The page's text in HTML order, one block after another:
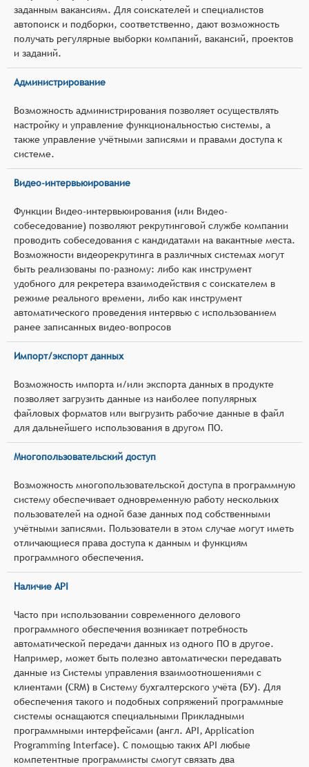
заданным вакансиям. Для соискателей и специалистов
автопоиск и подборки, соответственно, дают возможность
получать регулярные выборки компаний, вакансий, проектов
и заданий.
Администрирование
Возможность администрирования позволяет осуществлять
настройку и управление функциональностью системы, а
также управление учётными записями и правами доступа к
системе.
Видео-интервьюирование
Функции Видео-интервьюирования (или Видео-
собеседование) позволяют рекрутинговой службе компании
проводить собеседования с кандидатами на вакантные места.
Возможности видеорекрутинга в различных системах могут
быть реализованы по-разному: либо как инструмент
удобного для рекретера взаимодействия с соискателем в
режиме реального времени, либо как инструмент
автоматического проведения интервью с использованием
ранее записанных видео-вопросов
Импорт/экспорт данных
Возможность импорта и/или экспорта данных в продукте
позволяет загрузить данные из наиболее популярных
файловых форматов или выгрузить рабочие данные в файл
для дальнейшего использования в другом ПО.
Многопользовательский доступ
Возможность многопользовательской доступа в программную
систему обеспечивает одновременную работу нескольких
пользователей на одной базе данных под собственными
учётными записями. Пользователи в этом случае могут иметь
отличающиеся права доступа к данным и функциям
программного обеспечения.
Наличие API
Часто при использовании современного делового
программного обеспечения возникает потребность
автоматической передачи данных из одного ПО в другое.
Например, может быть полезно автоматически передавать
данные из Системы управления взаимоотношениями с
клиентами (CRM) в Систему бухгалтерского учёта (БУ). Для
обеспечения такого и подобных сопряжений программные
системы оснащаются специальными Прикладными
программными интерфейсами (англ. API, Application
Programming Interface). С помощью таких API любые
компетентные программисты смогут связать два